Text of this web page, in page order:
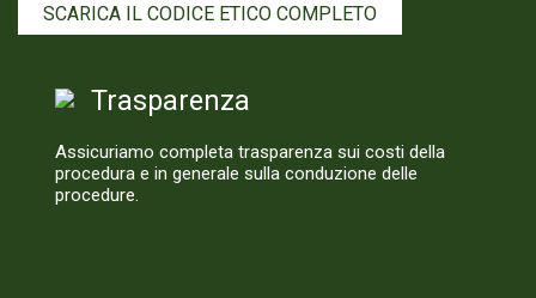
SCARICA IL CODICE ETICO COMPLETO
Trasparenza
Assicuriamo completa trasparenza sui costi della
procedura e in generale sulla conduzione delle
procedure.